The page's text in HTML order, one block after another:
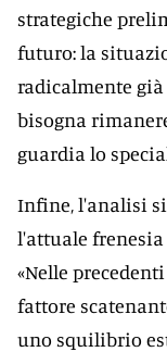
strategiche
futuro: la
radicalmente
bisogna
guardia lo
Infine, l'analisi si
l'attuale
«Nelle
fattore
uno squilibrio